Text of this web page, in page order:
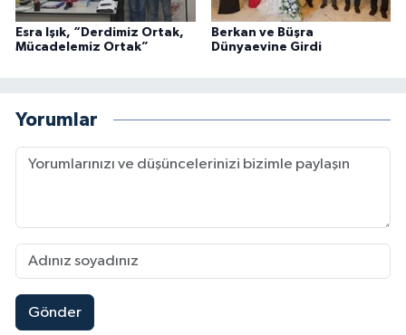
Esra Işık, “Derdimiz Ortak,
Mücadelemiz Ortak”
Berkan ve Büşra
Dünyaevine Girdi
Yorumlar
Gönder